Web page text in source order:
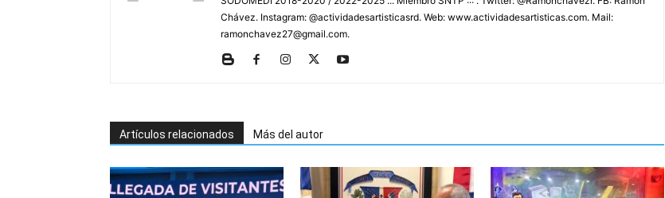
Chávez. Instagram: @actividadesartisticasrd. Web: www.actividadesartisticas.com. Mail:
ramonchavez27@gmail.com.
Artículos relacionados Más del autor